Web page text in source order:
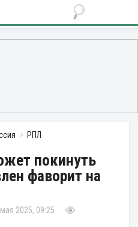
РПЛ
покинуть
фаворит на
2025, 09:25